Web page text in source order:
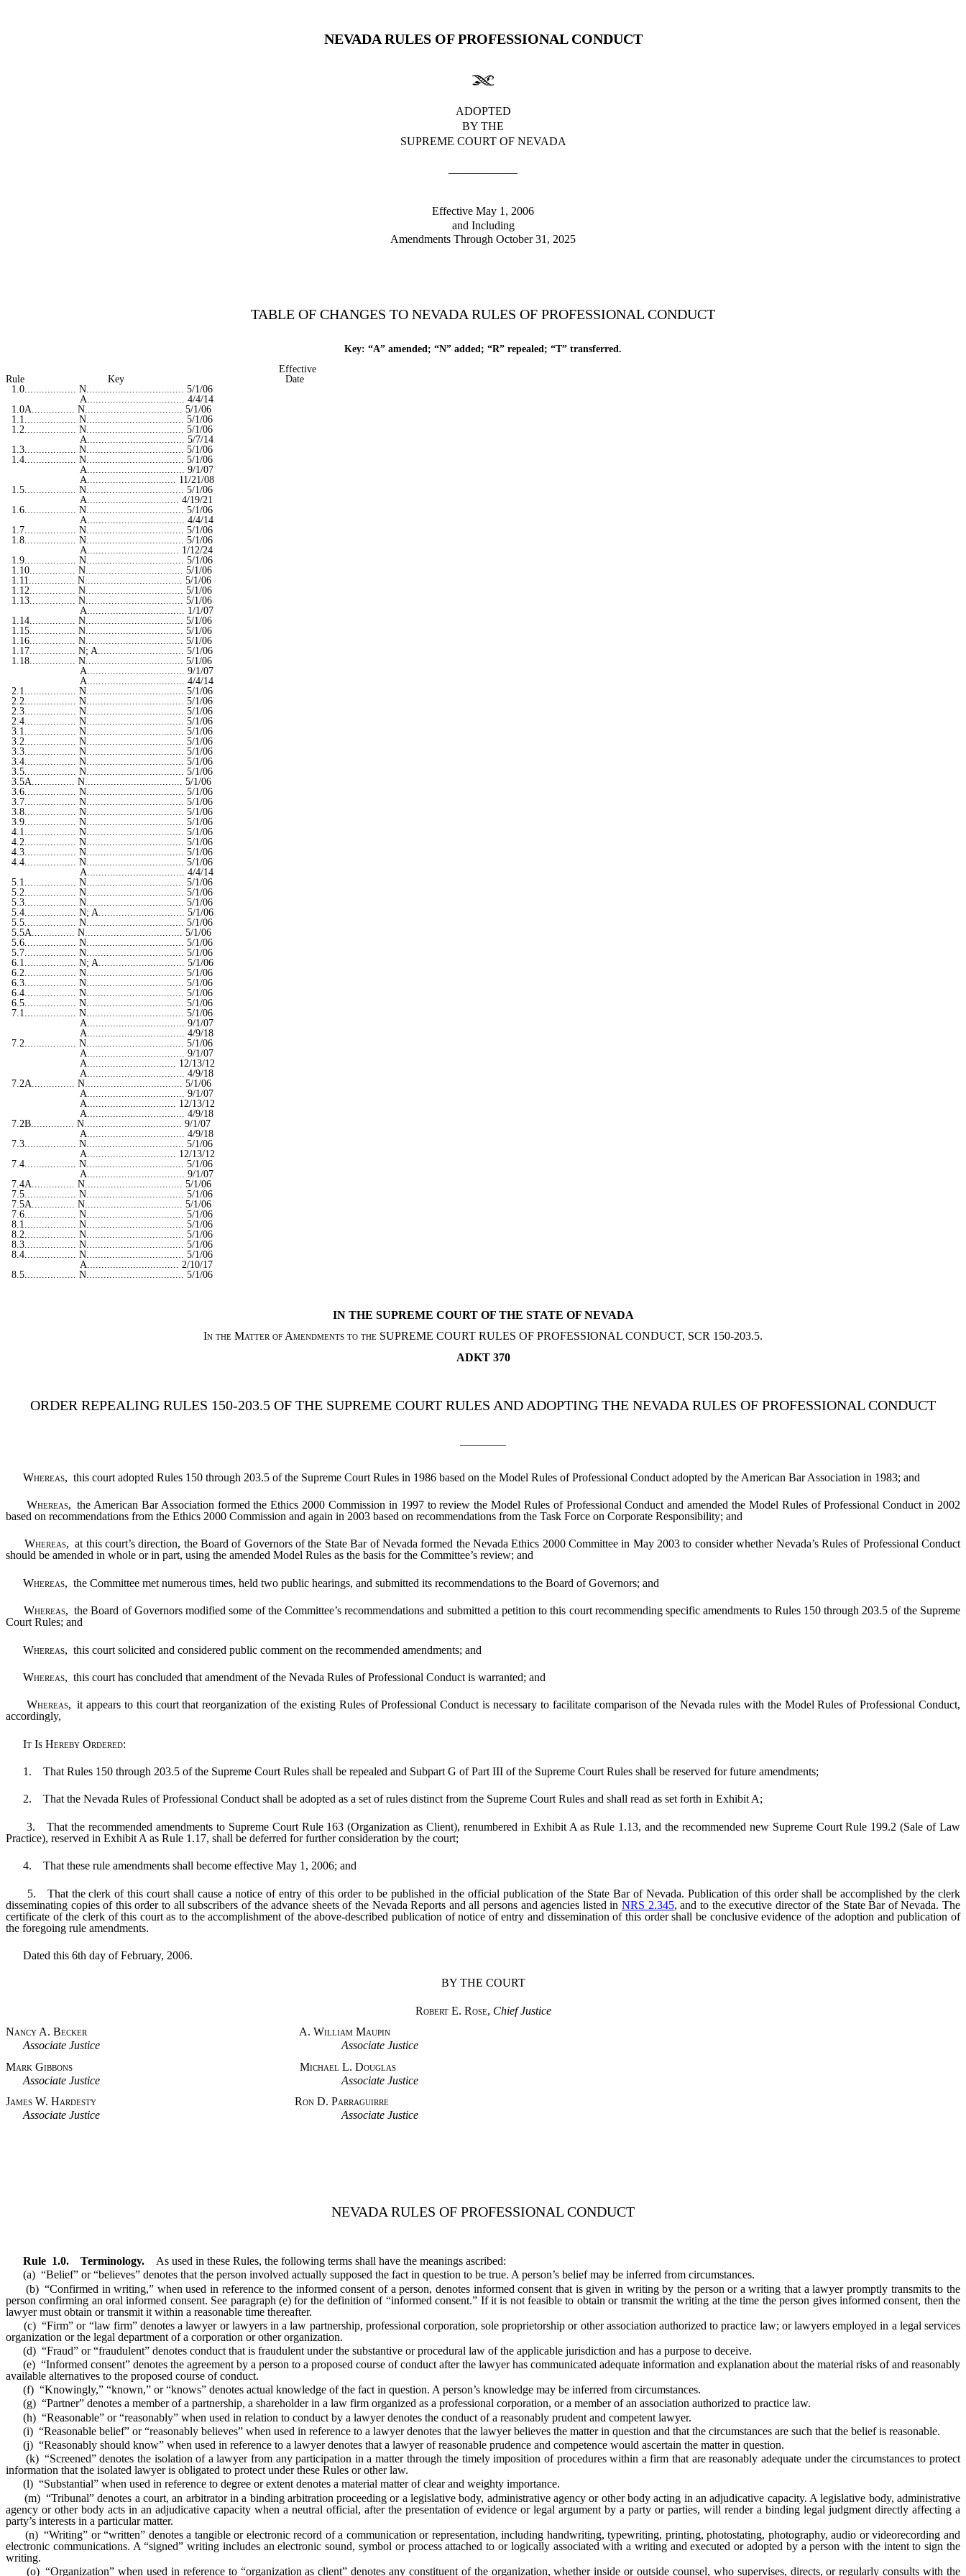
NEVADA RULES OF PROFESSIONAL CONDUCT
ADOPTED
BY THE
SUPREME COURT OF NEVADA
Effective May 1, 2006
and Including
Amendments Through October 31, 2025
TABLE OF CHANGES TO NEVADA RULES OF PROFESSIONAL CONDUCT
Key: “A” amended; “N” added; “R” repealed; “T” transferred.
Effective
Rule Key Date
1.0.................. N.................................. 5/1/06
A.................................. 4/4/14
1.0A............... N.................................. 5/1/06
1.1.................. N.................................. 5/1/06
1.2.................. N.................................. 5/1/06
A.................................. 5/7/14
1.3.................. N.................................. 5/1/06
1.4.................. N.................................. 5/1/06
A.................................. 9/1/07
A............................... 11/21/08
1.5.................. N.................................. 5/1/06
A................................ 4/19/21
1.6.................. N.................................. 5/1/06
A.................................. 4/4/14
1.7.................. N.................................. 5/1/06
1.8.................. N.................................. 5/1/06
A................................ 1/12/24
1.9.................. N.................................. 5/1/06
1.10................ N.................................. 5/1/06
1.11................ N.................................. 5/1/06
1.12................ N.................................. 5/1/06
1.13................ N.................................. 5/1/06
A.................................. 1/1/07
1.14................ N.................................. 5/1/06
1.15................ N.................................. 5/1/06
1.16................ N.................................. 5/1/06
1.17................ N; A.............................. 5/1/06
1.18................ N.................................. 5/1/06
A.................................. 9/1/07
A.................................. 4/4/14
2.1.................. N.................................. 5/1/06
2.2.................. N.................................. 5/1/06
2.3.................. N.................................. 5/1/06
2.4.................. N.................................. 5/1/06
3.1.................. N.................................. 5/1/06
3.2.................. N.................................. 5/1/06
3.3.................. N.................................. 5/1/06
3.4.................. N.................................. 5/1/06
3.5.................. N.................................. 5/1/06
3.5A............... N.................................. 5/1/06
3.6.................. N.................................. 5/1/06
3.7.................. N.................................. 5/1/06
3.8.................. N.................................. 5/1/06
3.9.................. N.................................. 5/1/06
4.1.................. N.................................. 5/1/06
4.2.................. N.................................. 5/1/06
4.3.................. N.................................. 5/1/06
4.4.................. N.................................. 5/1/06
A.................................. 4/4/14
5.1.................. N.................................. 5/1/06
5.2.................. N.................................. 5/1/06
5.3.................. N.................................. 5/1/06
5.4.................. N; A.............................. 5/1/06
5.5.................. N.................................. 5/1/06
5.5A............... N.................................. 5/1/06
5.6.................. N.................................. 5/1/06
5.7.................. N.................................. 5/1/06
6.1.................. N; A.............................. 5/1/06
6.2.................. N.................................. 5/1/06
6.3.................. N.................................. 5/1/06
6.4.................. N.................................. 5/1/06
6.5.................. N.................................. 5/1/06
7.1.................. N.................................. 5/1/06
A.................................. 9/1/07
A.................................. 4/9/18
7.2.................. N.................................. 5/1/06
A.................................. 9/1/07
A............................... 12/13/12
A.................................. 4/9/18
7.2A............... N.................................. 5/1/06
A.................................. 9/1/07
A............................... 12/13/12
A.................................. 4/9/18
7.2B............... N.................................. 9/1/07
A.................................. 4/9/18
7.3.................. N.................................. 5/1/06
A............................... 12/13/12
7.4.................. N.................................. 5/1/06
A.................................. 9/1/07
7.4A............... N.................................. 5/1/06
7.5.................. N.................................. 5/1/06
7.5A............... N.................................. 5/1/06
7.6.................. N.................................. 5/1/06
8.1.................. N.................................. 5/1/06
8.2.................. N.................................. 5/1/06
8.3.................. N.................................. 5/1/06
8.4.................. N.................................. 5/1/06
A................................ 2/10/17
8.5.................. N.................................. 5/1/06
IN THE SUPREME COURT OF THE STATE OF NEVADA
In the Matter of Amendments to the SUPREME COURT RULES OF PROFESSIONAL CONDUCT, SCR 150-203.5.
ADKT 370
ORDER REPEALING RULES 150-203.5 OF THE SUPREME COURT RULES AND ADOPTING THE NEVADA RULES OF PROFESSIONAL CONDUCT
Whereas, this court adopted Rules 150 through 203.5 of the Supreme Court Rules in 1986 based on the Model Rules of Professional Conduct adopted by the American Bar Association in 1983; and
Whereas, the American Bar Association formed the Ethics 2000 Commission in 1997 to review the Model Rules of Professional Conduct and amended the Model Rules of Professional Conduct in 2002
based on recommendations from the Ethics 2000 Commission and again in 2003 based on recommendations from the Task Force on Corporate Responsibility; and
Whereas, at this court’s direction, the Board of Governors of the State Bar of Nevada formed the Nevada Ethics 2000 Committee in May 2003 to consider whether Nevada’s Rules of Professional Conduct
should be amended in whole or in part, using the amended Model Rules as the basis for the Committee’s review; and
Whereas, the Committee met numerous times, held two public hearings, and submitted its recommendations to the Board of Governors; and
Whereas, the Board of Governors modified some of the Committee’s recommendations and submitted a petition to this court recommending specific amendments to Rules 150 through 203.5 of the Supreme
Court Rules; and
Whereas, this court solicited and considered public comment on the recommended amendments; and
Whereas, this court has concluded that amendment of the Nevada Rules of Professional Conduct is warranted; and
Whereas, it appears to this court that reorganization of the existing Rules of Professional Conduct is necessary to facilitate comparison of the Nevada rules with the Model Rules of Professional Conduct,
accordingly,
It Is Hereby Ordered:
1. That Rules 150 through 203.5 of the Supreme Court Rules shall be repealed and Subpart G of Part III of the Supreme Court Rules shall be reserved for future amendments;
2. That the Nevada Rules of Professional Conduct shall be adopted as a set of rules distinct from the Supreme Court Rules and shall read as set forth in Exhibit A;
3. That the recommended amendments to Supreme Court Rule 163 (Organization as Client), renumbered in Exhibit A as Rule 1.13, and the recommended new Supreme Court Rule 199.2 (Sale of Law
Practice), reserved in Exhibit A as Rule 1.17, shall be deferred for further consideration by the court;
4. That these rule amendments shall become effective May 1, 2006; and
5. That the clerk of this court shall cause a notice of entry of this order to be published in the official publication of the State Bar of Nevada. Publication of this order shall be accomplished by the clerk
disseminating copies of this order to all subscribers of the advance sheets of the Nevada Reports and all persons and agencies listed inNRS 2.345, and to the executive director of the State Bar of Nevada. The
certificate of the clerk of this court as to the accomplishment of the above-described publication of notice of entry and dissemination of this order shall be conclusive evidence of the adoption and publication of
the foregoing rule amendments.
Dated this 6th day of February, 2006.
BY THE COURT
Robert E. Rose, Chief Justice
Nancy A. Becker A. William Maupin
Associate Justice Associate Justice
Mark Gibbons Michael L. Douglas
Associate Justice Associate Justice
James W. Hardesty Ron D. Parraguirre
Associate Justice Associate Justice
NEVADA RULES OF PROFESSIONAL CONDUCT
Rule 1.0. Terminology.
As used in these Rules, the following terms shall have the meanings ascribed:
(a) “Belief” or “believes” denotes that the person involved actually supposed the fact in question to be true. A person’s belief may be inferred from circumstances.
(b) “Confirmed in writing,” when used in reference to the informed consent of a person, denotes informed consent that is given in writing by the person or a writing that a lawyer promptly transmits to the
person confirming an oral informed consent. See paragraph (e) for the definition of “informed consent.” If it is not feasible to obtain or transmit the writing at the time the person gives informed consent, then the
lawyer must obtain or transmit it within a reasonable time thereafter.
(c) “Firm” or “law firm” denotes a lawyer or lawyers in a law partnership, professional corporation, sole proprietorship or other association authorized to practice law; or lawyers employed in a legal services
organization or the legal department of a corporation or other organization.
(d) “Fraud” or “fraudulent” denotes conduct that is fraudulent under the substantive or procedural law of the applicable jurisdiction and has a purpose to deceive.
(e) “Informed consent” denotes the agreement by a person to a proposed course of conduct after the lawyer has communicated adequate information and explanation about the material risks of and reasonably
available alternatives to the proposed course of conduct.
(f) “Knowingly,” “known,” or “knows” denotes actual knowledge of the fact in question. A person’s knowledge may be inferred from circumstances.
(g) “Partner” denotes a member of a partnership, a shareholder in a law firm organized as a professional corporation, or a member of an association authorized to practice law.
(h) “Reasonable” or “reasonably” when used in relation to conduct by a lawyer denotes the conduct of a reasonably prudent and competent lawyer.
(i) “Reasonable belief” or “reasonably believes” when used in reference to a lawyer denotes that the lawyer believes the matter in question and that the circumstances are such that the belief is reasonable.
(j) “Reasonably should know” when used in reference to a lawyer denotes that a lawyer of reasonable prudence and competence would ascertain the matter in question.
(k) “Screened” denotes the isolation of a lawyer from any participation in a matter through the timely imposition of procedures within a firm that are reasonably adequate under the circumstances to protect
information that the isolated lawyer is obligated to protect under these Rules or other law.
(l) “Substantial” when used in reference to degree or extent denotes a material matter of clear and weighty importance.
(m) “Tribunal” denotes a court, an arbitrator in a binding arbitration proceeding or a legislative body, administrative agency or other body acting in an adjudicative capacity. A legislative body, administrative
agency or other body acts in an adjudicative capacity when a neutral official, after the presentation of evidence or legal argument by a party or parties, will render a binding legal judgment directly affecting a
party’s interests in a particular matter.
(n) “Writing” or “written” denotes a tangible or electronic record of a communication or representation, including handwriting, typewriting, printing, photostating, photography, audio or videorecording and
electronic communications. A “signed” writing includes an electronic sound, symbol or process attached to or logically associated with a writing and executed or adopted by a person with the intent to sign the
writing.
(o) “Organization” when used in reference to “organization as client” denotes any constituent of the organization, whether inside or outside counsel, who supervises, directs, or regularly consults with the